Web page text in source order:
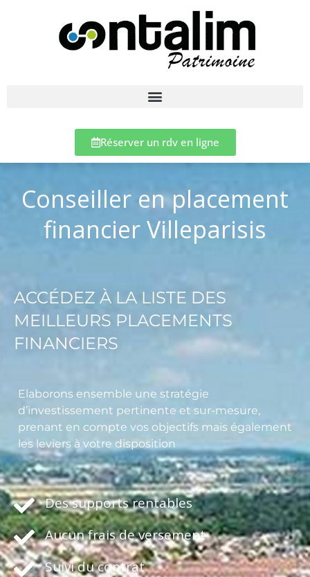
Réserver un rdv en ligne
Conseiller en placement
financier Villeparisis
ACCÉDEZ À LA LISTE DES
MEILLEURS PLACEMENTS
FINANCIERS
Elaborons ensemble une stratégie
d’investissement pertinente et sur-mesure,
prenant en compte vos objectifs mais également
les leviers à votre disposition
Des supports rentables
Aucun frais de versement
Suivi du contrat